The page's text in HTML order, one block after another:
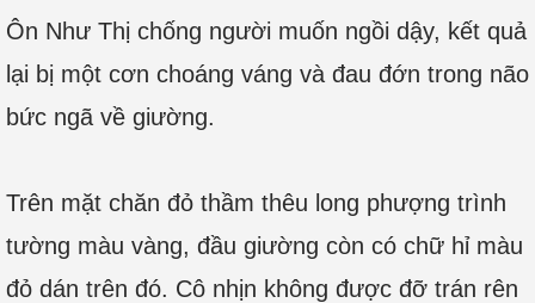
Ôn Như Thị chống người muốn ngồi dậy, kết quả
lại bị một cơn choáng váng và đau đớn trong não
bức ngã về giường.
Trên mặt chăn đỏ thầm thêu long phượng trình
tường màu vàng, đầu giường còn có chữ hỉ màu
đỏ dán trên đó. Cô nhịn không được đỡ trán rên